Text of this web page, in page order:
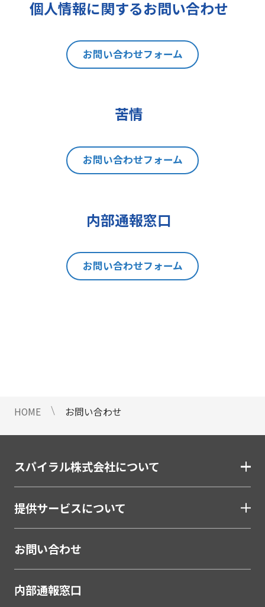
ご提出頂く個人情報について、開示
利を有します。
(1)取扱いの制限を要求する権利
(4)同意を撤回する権利
(5)GDPRの監督機関に不服を申し立
8 個人情報提出の任意性及び当該
情報を与えなかった場合に本人に生
にあたり、貴方の同意を得た場合に
す。但し、貴方の同意が頂けない場
合は、お問い合わせの回答、当社の
製品・サービスのご案内や当社が独
当社は、ご提出頂く個人情報につい
定を行いません。
10 当社Web サイトでのクッキー
（Cookie）の使用について
お客様がブラウザの設定でクッキー
の送受信を許可している場合、当社
Webサイトでクッキーまたは同種の
技術（Webビーコンなど）を使用し
て、お客様による当社Webサイトの
利用状況等のデータ（以下、「閲覧
個人情報に関するお問い合わせ
お問い合わせフォーム
苦情
お問い合わせフォーム
内部通報窓口
お問い合わせフォーム
HOME お問い合わせ
スパイラル株式会社について
提供サービスについて
お問い合わせ
内部通報窓口